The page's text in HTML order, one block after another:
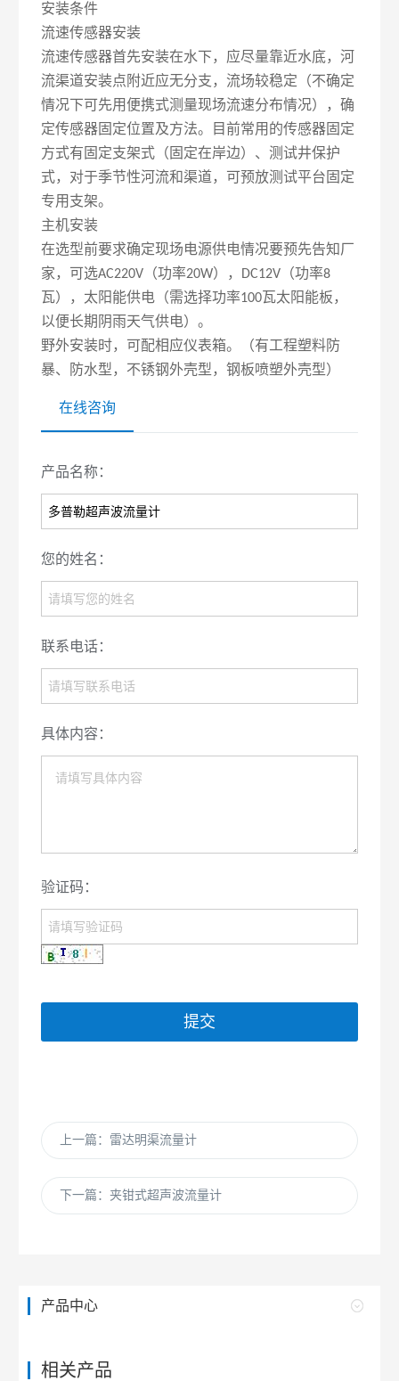
安装条件
流速传感器安装
流速传感器首先安装在水下，应尽量靠近水底，河
流渠道安装点附近应无分支，流场较稳定（不确定
情况下可先用便携式测量现场流速分布情况），确
定传感器固定位置及方法。目前常用的传感器固定
方式有固定支架式（固定在岸边）、测试井保护
式，对于季节性河流和渠道，可预放测试平台固定
专用支架。
主机安装
在选型前要求确定现场电源供电情况要预先告知厂
家，可选AC220V （功率20W）， DC12V （功率8
瓦），太阳能供电（需选择功率100瓦太阳能板，
以便长期阴雨天气供电）。
野外安装时，可配相应仪表箱。（有工程塑料防
暴、防水型，不锈钢外壳型，钢板喷塑外壳型）
在线咨询
产品名称：
您的姓名：
联系电话：
具体内容：
验证码：
提交
上一篇：雷达明渠流量计
下一篇：夹钳式超声波流量计
产品中心
相关产品